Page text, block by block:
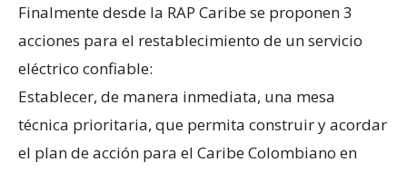
Finalmente desde la RAP Caribe se proponen 3
acciones para el restablecimiento de un servicio
eléctrico confiable:
Establecer, de manera inmediata, una mesa
técnica prioritaria, que permita construir y acordar
el plan de acción para el Caribe Colombiano en